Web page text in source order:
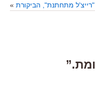
"רייצ'ל מתחתנת", הביקורת »